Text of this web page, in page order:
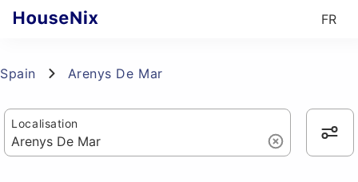
FR
Spain Arenys De Mar
Localisation